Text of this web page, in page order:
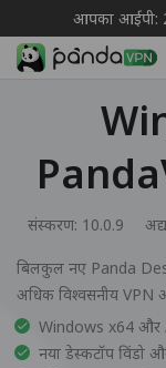
आपका आईपी:
संस्करण: 10.0.9
बिलकुल नए Panda
अधिक विश्वसनीय VPN
Windows x64 और
नया डेस्कटॉप विंडो